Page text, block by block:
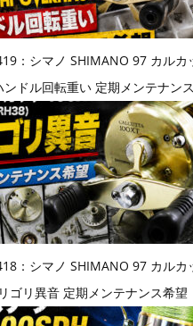
：シマノ SHIMANO 97 カルカ
ンドル回転重い 定期メンテナン
：シマノ SHIMANO 97 カル
ゴリ異音 定期メンテナンス希望